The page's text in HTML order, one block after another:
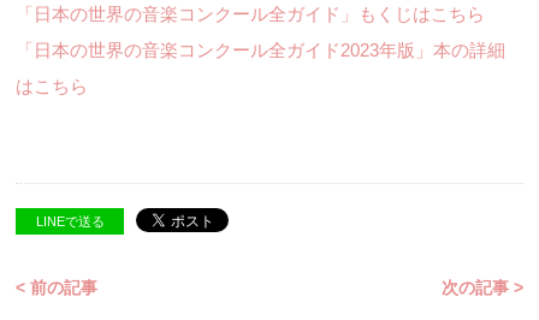
「日本の世界の音楽コンクール全ガイド」もくじはこちら
「日本の世界の音楽コンクール全ガイド2023年版」本の詳細
はこちら
LINEで送る
< 前の記事 次の記事 >